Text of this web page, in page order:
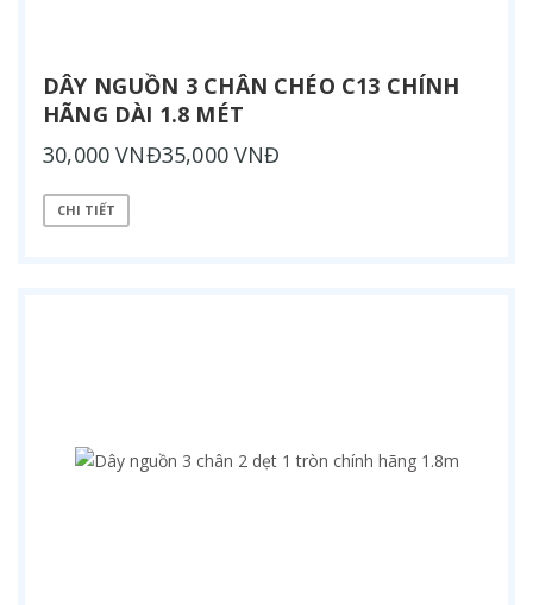
DÂY NGUỒN 3 CHÂN CHÉO C13 CHÍNH
HÃNG DÀI 1.8 MÉT
30,000 VNĐ35,000 VNĐ
CHI TIẾT